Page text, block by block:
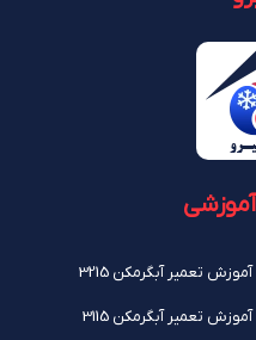
آموزش تعمیر آبگرمکن 3215
آموزش تعمیر آبگرمکن 3115